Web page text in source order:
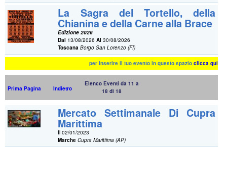
La Sagra del Tortello, della
Chianina e della Carne alla Brace
Edizione 2026
Dal 13/08/2026Al 30/08/2026
Toscana Borgo San Lorenzo (FI)
per inserire il tuo evento in questo spazioclicca qui
Prima Pagina Indietro
Elenco Eventi da 11 a
18 di 18
Mercato Settimanale Di Cupra
Marittima
Il 02/01/2023
Marche Cupra Marittima (AP)